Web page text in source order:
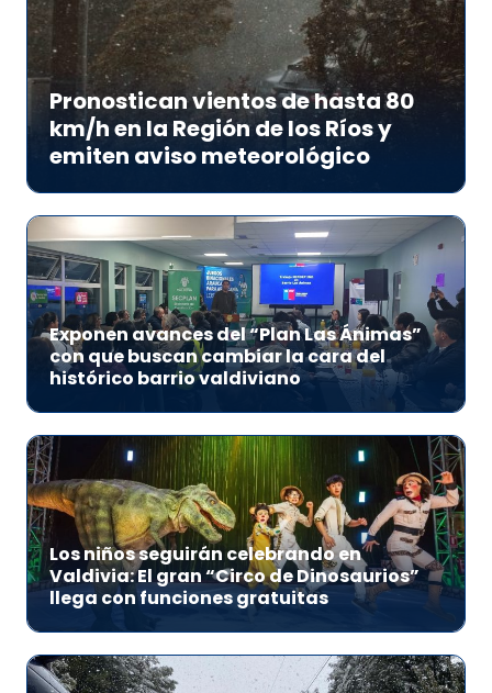
Pronostican vientos de hasta 80
km/h en la Región de los Ríos y
emiten aviso meteorológico
Exponen avances del “Plan Las Ánimas”
con que buscan cambiar la cara del
histórico barrio valdiviano
Los niños seguirán celebrando en
Valdivia: El gran “Circo de Dinosaurios”
llega con funciones gratuitas